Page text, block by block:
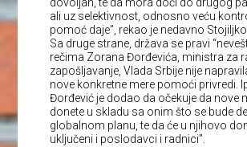
dovoljan, te da mora doći do drugog
ali uz selektivnost, odnosno veću
pomoć daje”, rekao je nedavno
Sa druge strane, država se pravi
rečima Zorana Đorđevića, ministra za
zapošljavanje, Vlada Srbije nije
nove konkretne mere pomoći privredi.
Đorđević je dodao da očekuje da nove
donete u skladu sa onim što se bude
globalnom planu, te da će u njihovo
uključeni i poslodavci i radnici”.